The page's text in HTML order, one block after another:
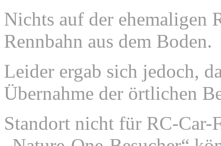
Nichts auf der ehemaligen
Rennbahn aus dem Boden.
Leider ergab sich jedoch,
Übernahme der örtlichen
Standort nicht für RC-Car-